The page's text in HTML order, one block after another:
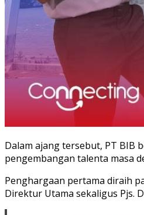
Dalam ajang tersebut, PT BIB
pengembangan talenta masa
Penghargaan pertama diraih
Direktur Utama sekaligus Pjs.